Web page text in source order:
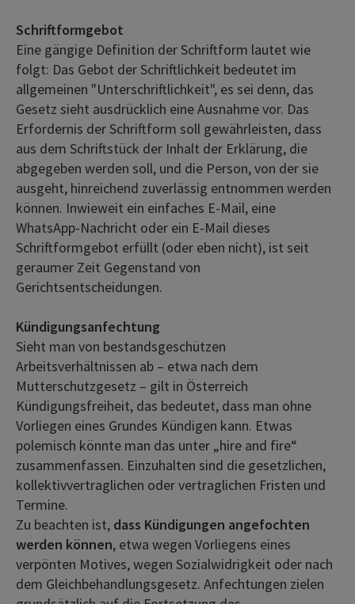
Schriftformgebot
Eine gängige Definition der Schriftform lautet wie
folgt: Das Gebot der Schriftlichkeit bedeutet im
allgemeinen "Unterschriftlichkeit", es sei denn, das
Gesetz sieht ausdrücklich eine Ausnahme vor. Das
Erfordernis der Schriftform soll gewährleisten, dass
aus dem Schriftstück der Inhalt der Erklärung, die
abgegeben werden soll, und die Person, von der sie
ausgeht, hinreichend zuverlässig entnommen werden
können. Inwieweit ein einfaches E-Mail, eine
WhatsApp-Nachricht oder ein E-Mail dieses
Schriftformgebot erfüllt (oder eben nicht), ist seit
geraumer Zeit Gegenstand von
Gerichtsentscheidungen.
Kündigungsanfechtung
Sieht man von bestandsgeschützen
Arbeitsverhältnissen ab – etwa nach dem
Mutterschutzgesetz – gilt in Österreich
Kündigungsfreiheit, das bedeutet, dass man ohne
Vorliegen eines Grundes Kündigen kann. Etwas
polemisch könnte man das unter „hire and fire“
zusammenfassen. Einzuhalten sind die gesetzlichen,
kollektivvertraglichen oder vertraglichen Fristen und
Termine.
Zu beachten ist, dass Kündigungen angefochten
werden können, etwa wegen Vorliegens eines
verpönten Motives, wegen Sozialwidrigkeit oder nach
dem Gleichbehandlungsgesetz. Anfechtungen zielen